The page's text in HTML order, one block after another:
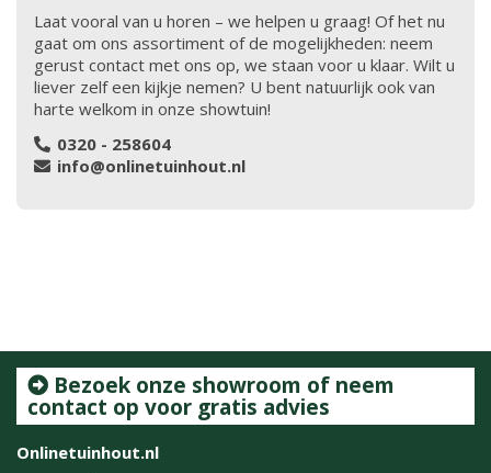
Laat vooral van u horen – we helpen u graag! Of het nu
gaat om ons assortiment of de mogelijkheden: neem
gerust contact met ons op, we staan voor u klaar. Wilt u
liever zelf een kijkje nemen? U bent natuurlijk ook van
harte welkom in onze showtuin!
0320 - 258604
info@onlinetuinhout.nl
Bezoek onze showroom of neem
contact op voor gratis advies
Onlinetuinhout.nl